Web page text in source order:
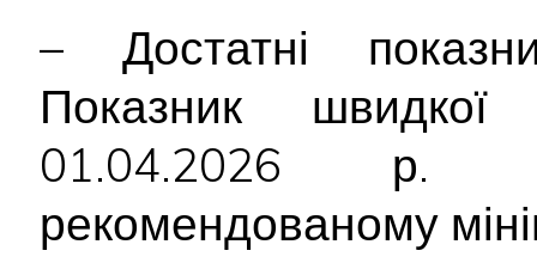
– Достатні
Показник швидкої
01.04.2026 р.
рекомендованому